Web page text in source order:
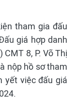
tham gia đấu
giá hợp danh
8, P. Võ Thị
nộp hồ sơ tham
yết việc đấu giá